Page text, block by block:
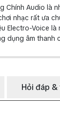
Chính Audio là
nhạc rất ưa
Electro-Voice
dụng âm thanh
Hỏi đáp &